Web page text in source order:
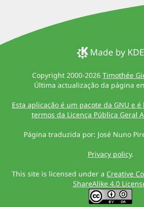
Copyright 2000-2026 Timothée
Última actualização da página
Esta aplicação é um pacote da GNU e
termos da Licença Pública Geral
Página traduzida por: José Nuno
Privacy policy.
This site is licensed under a Creative
ShareAlike 4.0